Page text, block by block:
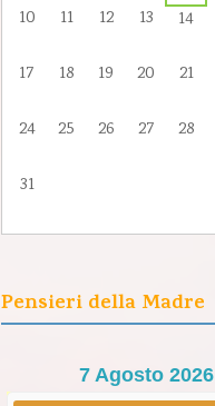
10 11 12 13 14
17 18 19 20 21
24 25 26 27 28
31
Pensieri della Madre
7 Agosto 2026